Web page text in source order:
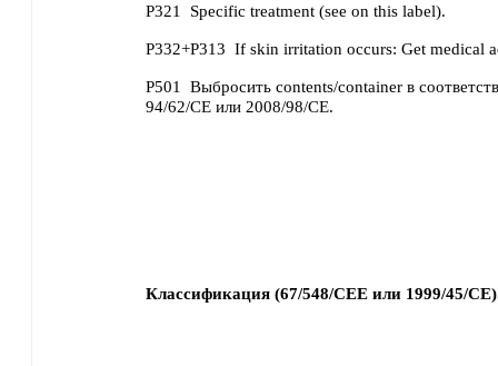
P321 Specific treatment (see on this label).
P332+P313 If skin irritation occurs: Get medical
P501
Выбросить contents/container в
94/62/CE или 2008/98/CE.
Классификация (67/548/CEE или 1999/45/